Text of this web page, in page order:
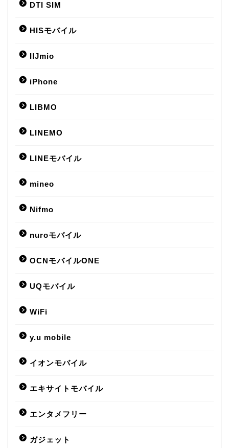
DTI SIM
HISモバイル
IIJmio
iPhone
LIBMO
LINEMO
LINEモバイル
mineo
Nifmo
nuroモバイル
OCNモバイルONE
UQモバイル
WiFi
y.u mobile
イオンモバイル
エキサイトモバイル
エンタメフリー
ガジェット